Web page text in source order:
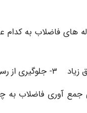
های فاضلاب به
آوری فاضلاب به